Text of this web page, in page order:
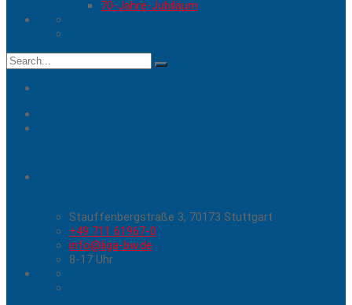
70-Jahre-Jubiläum
Search
for:
Stauffenbergstraße 3, 70173 Stuttgart
+49 711 61967-0
info@liga-bw.de
8-17 Uhr